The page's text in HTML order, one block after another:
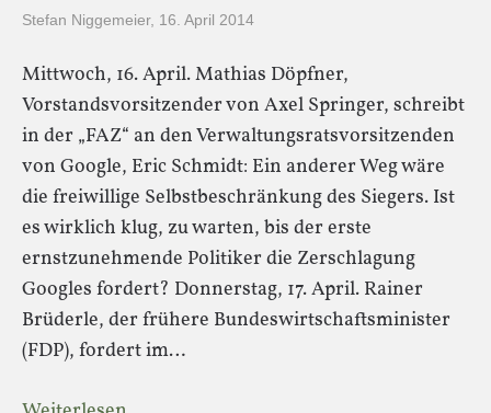
Stefan Niggemeier, 16. April 2014
Mittwoch, 16. April. Mathias Döpfner,
Vorstandsvorsitzender von Axel Springer, schreibt
in der „FAZ“ an den Verwaltungsratsvorsitzenden
von Google, Eric Schmidt: Ein anderer Weg wäre
die freiwillige Selbstbeschränkung des Siegers. Ist
es wirklich klug, zu warten, bis der erste
ernstzunehmende Politiker die Zerschlagung
Googles fordert? Donnerstag, 17. April. Rainer
Brüderle, der frühere Bundeswirtschaftsminister
(FDP), fordert im…